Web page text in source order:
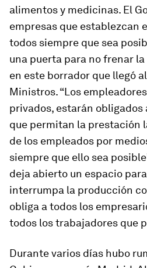
alimentos y medicinas. El
empresas que establezcan
todos siempre que sea
una puerta para no frenar
en este borrador que llegó
Ministros. “Los
privados, estarán
que permitan la prestación
de los empleados por
siempre que ello sea
deja abierto un espacio
interrumpa la producción
obliga a todos los
todos los trabajadores que
Durante varios días hubo